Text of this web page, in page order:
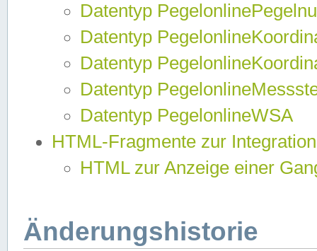
Datentyp
Datentyp
Datentyp
Datentyp
Datentyp PegelonlineWSA
HTML-Fragmente zur
HTML zur Anzeige einer
Änderungshistorie